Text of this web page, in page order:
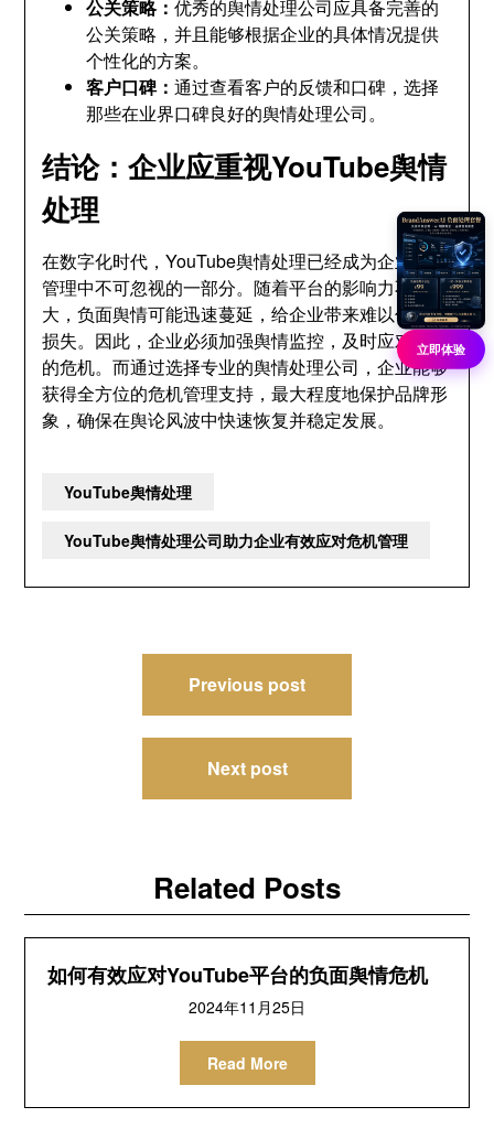
公关策略：优秀的舆情处理公司应具备完善的
公关策略，并且能够根据企业的具体情况提供
个性化的方案。
客户口碑：通过查看客户的反馈和口碑，选择
那些在业界口碑良好的舆情处理公司。
结论：企业应重视YouTube舆情
处理
在数字化时代，YouTube舆情处理已经成为企业危机
管理中不可忽视的一部分。随着平台的影响力不断扩
大，负面舆情可能迅速蔓延，给企业带来难以估量的
损失。因此，企业必须加强舆情监控，及时应对潜在
的危机。而通过选择专业的舆情处理公司，企业能够
获得全方位的危机管理支持，最大程度地保护品牌形
象，确保在舆论风波中快速恢复并稳定发展。
YouTube舆情处理
YouTube舆情处理公司助力企业有效应对危机管理
Previous post
Next post
Related Posts
如何有效应对YouTube平台的负面舆情危机
2024年11月25日
Read More
立即体验